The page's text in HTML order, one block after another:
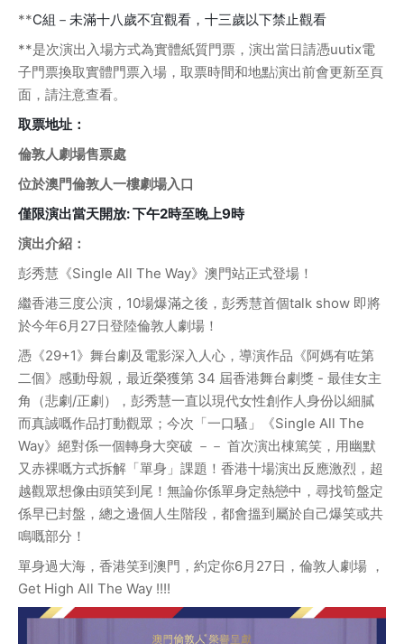
**C組－未滿十八歲不宜觀看，十三歲以下禁止觀看
**是次演出入場方式為實體紙質門票，演出當日請憑uutix電
子門票換取實體門票入場，取票時間和地點演出前會更新至頁
面，請注意查看。
取票地址：
倫敦人劇場售票處
位於澳門倫敦人一樓劇場入口
僅限演出當天開放: 下午2時至晚上9時
演出介紹：
彭秀慧《Single All The Way》澳門站正式登場！
繼香港三度公演，10場爆滿之後，彭秀慧首個talk show 即將
於今年6月27日登陸倫敦人劇場！
憑《29+1》舞台劇及電影深入人心，導演作品《阿媽有咗第
二個》感動母親，最近榮獲第 34 屆香港舞台劇獎 - 最佳女主
角（悲劇/正劇），彭秀慧一直以現代女性創作人身份以細膩
而真誠嘅作品打動觀眾；今次「一口騷」《Single All The
Way》絕對係一個轉身大突破 －－ 首次演出棟篤笑，用幽默
又赤裸嘅方式拆解「單身」課題！香港十場演出反應激烈，超
越觀眾想像由頭笑到尾！無論你係單身定熱戀中，尋找筍盤定
係早已封盤，總之邊個人生階段，都會搵到屬於自己爆笑或共
鳴嘅部分！
單身過大海，香港笑到澳門，約定你6月27日，倫敦人劇場 ，
Get High All The Way !!!!